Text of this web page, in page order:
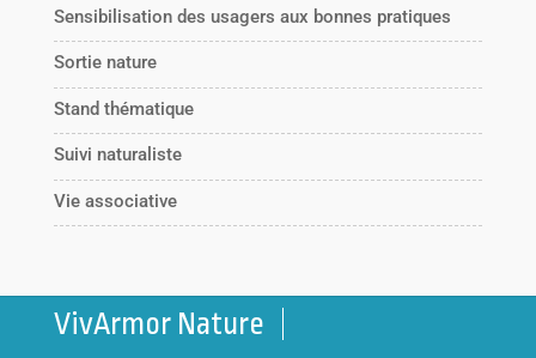
Sensibilisation des usagers aux bonnes pratiques
Sortie nature
Stand thématique
Suivi naturaliste
Vie associative
VivArmor Nature